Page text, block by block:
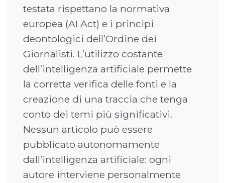
testata rispettano la normativa
europea (AI Act) e i principi
deontologici dell’Ordine dei
Giornalisti. L’utilizzo costante
dell’intelligenza artificiale permette
la corretta verifica delle fonti e la
creazione di una traccia che tenga
conto dei temi più significativi.
Nessun articolo può essere
pubblicato autonomamente
dall’intelligenza artificiale: ogni
autore interviene personalmente